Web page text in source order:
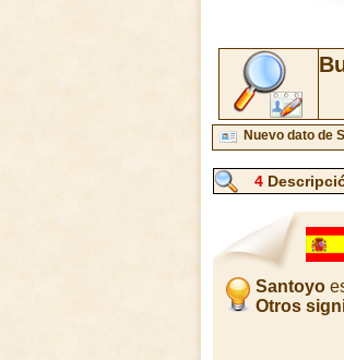
Nuevo dato de
4
Santoyo
Otros